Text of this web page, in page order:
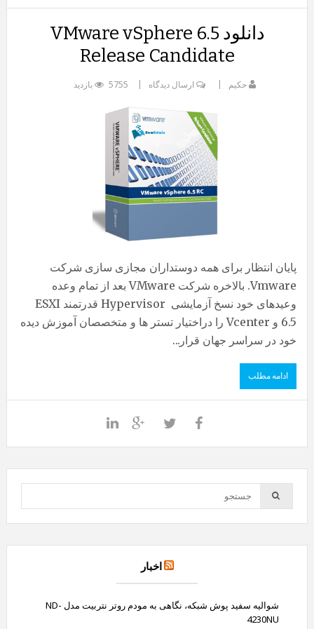
دانلود VMware vSphere 6.5
Release Candidate
حکیم ارسال دیدگاه 5755 بازدید
پایان انتظار برای همه دوستداران مجازی سازی شرکت
Vmware. بالاخره شرکت VMware بعد از تمام وعده
وعیدهای خود نسخ آزمایشی Hypervisor قدرتمند ESXI
6.5 و Vcenter را دراختیار تستر ها و متخصصان آموزش دیده
خود در سراسر جهان قرار...
ادامه مطلب
اخبار
شوالیه سفید پوش شبکه، نگاهی به مودم روتر نتربیت مدل ND-
4230NU